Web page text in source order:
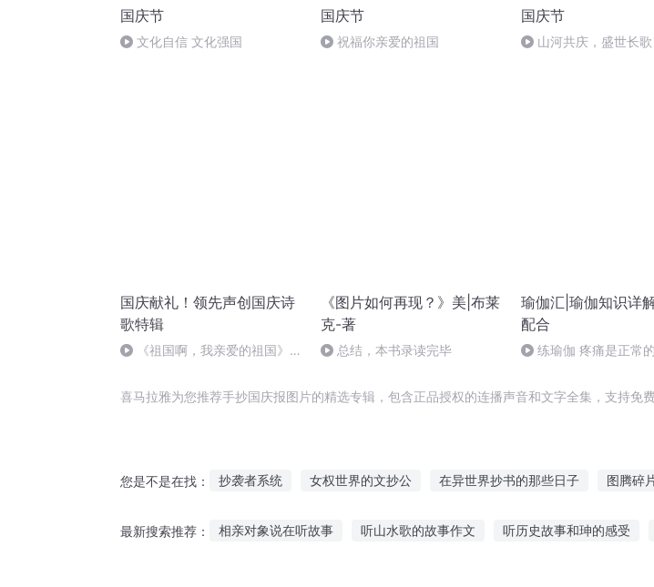
国庆节
文化自信 文化强国
国庆节
祝福你亲爱的祖国
国庆节
山河共庆，盛世长歌
国庆献礼！领先声创国庆诗
歌特辑
《祖国啊，我亲爱的祖国》温
《图片如何再现？》美|布莱
克-著
总结，本书录读完毕
瑜伽汇|瑜伽知识详
配合
练瑜伽 疼痛是正常
喜马拉雅为您推荐手抄国庆报图片的精选专辑，包含正品授权的连播声音和文字全集，支持免
您是不是在找： 抄袭者系统 女权世界的文抄公 在异世界抄书的那些日子 图腾碎
最新搜索推荐： 相亲对象说在听故事 听山水歌的故事作文 听历史故事和珅的感受